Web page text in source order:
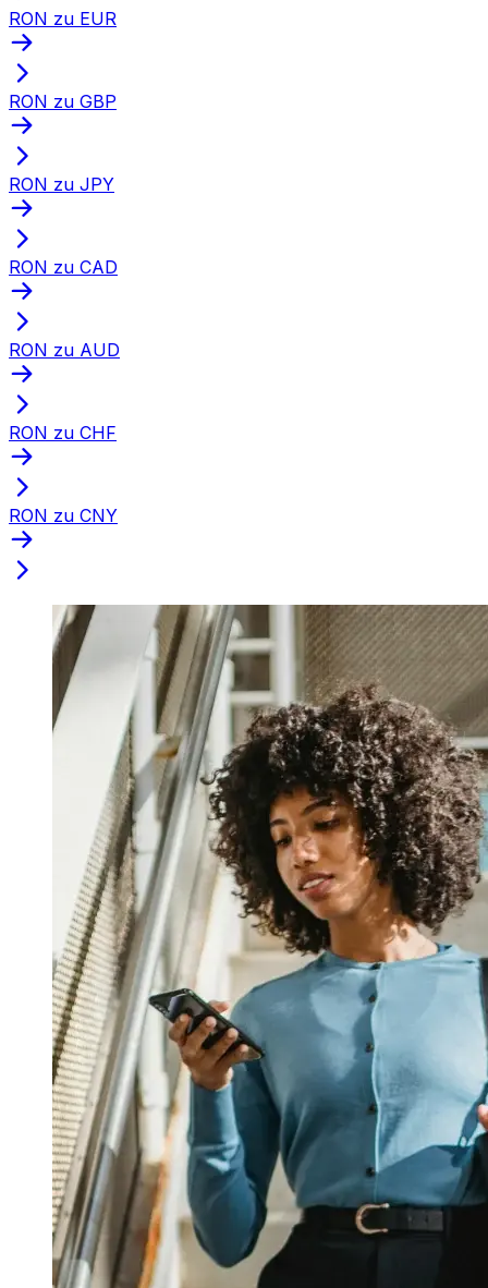
RON zu EUR
RON zu GBP
RON zu JPY
RON zu CAD
RON zu AUD
RON zu CHF
RON zu CNY